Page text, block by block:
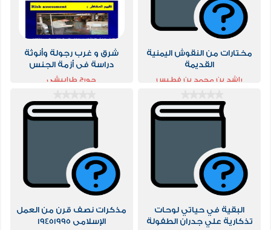
مختارات من النقوش اليمنية
القديمة
راشد بن محمد بن فطيس
الهاجري
شرق و غرب رجولة وأنوثة
دراسة فى أزمة الجنس
والحضارة فى الرواية العربية
جورج طرابيشي
البقية في حياتي لوحات
تذكارية علي جدران الطفولة
مذكرات نصف قرن من العمل
الإسلامى 19451995